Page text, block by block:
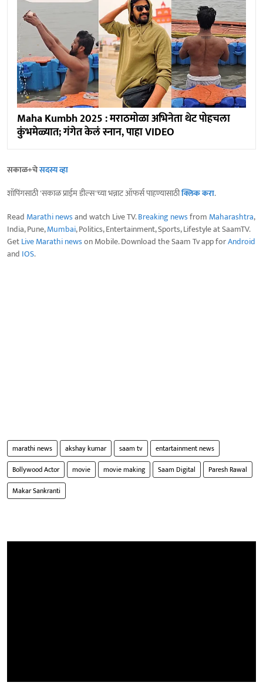
Maha Kumbh 2025 : मराठमोळा अभिनेता थेट पोहचला
कुंभमेळ्यात; गंगेत केलं स्नान, पाहा VIDEO
सकाळ+चेसदस्य व्हा
शॉपिंगसाठी 'सकाळ प्राईम डील्स'च्या भन्नाट ऑफर्स पाहण्यासाठीक्लिक करा.
Read Marathi newsand watch Live TV.Breaking newsfrom Maharashtra,
India, Pune,Mumbai, Politics, Entertainment, Sports, Lifestyle at SaamTV.
GetLive Marathi newson Mobile. Download the Saam Tv app forAndroid
and IOS.
marathi news akshay kumar saam tv
entartainment news
Bollywood Actor
movie movie making Saam Digital
Paresh Rawal
Makar Sankranti